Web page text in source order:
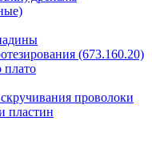
(673.160.20)
плато
проволоки
пластин